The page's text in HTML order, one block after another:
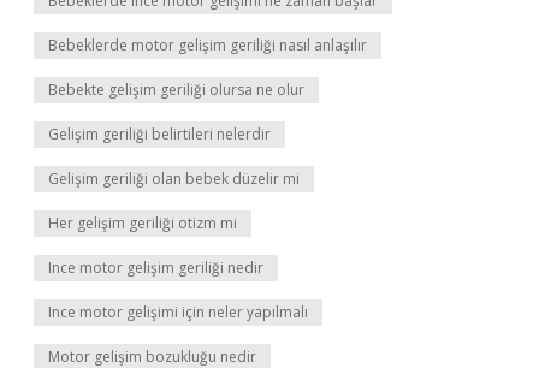
Bebeklerde motor gelişim geriliği nasıl anlaşılır
Bebekte gelişim geriliği olursa ne olur
Gelişim geriliği belirtileri nelerdir
Gelişim geriliği olan bebek düzelir mi
Her gelişim geriliği otizm mi
Ince motor gelişim geriliği nedir
Ince motor gelişimi için neler yapılmalı
Motor gelişim bozukluğu nedir